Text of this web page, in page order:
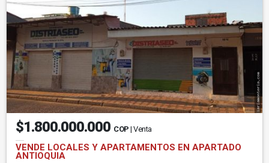
$1.800.000.000 COP | Venta
VENDE LOCALES Y APARTAMENTOS EN APARTADO
ANTIOQUIA